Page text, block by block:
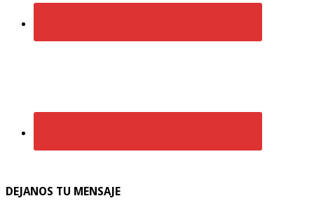
DEJANOS TU MENSAJE